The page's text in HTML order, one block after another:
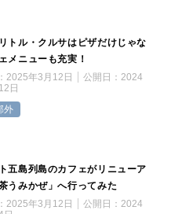
トル・クルサはピザだけじゃな
メニューも充実！
2025年3月12日 公開日： 2024
日
外
五島列島のカフェがリニューア
うみかぜ」へ行ってみた
2025年3月12日 公開日： 2024